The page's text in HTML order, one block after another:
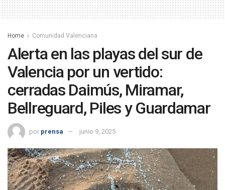
Home Comunidad Valenciana
Alerta en las playas del sur de
Valencia por un vertido:
cerradas Daimús, Miramar,
Bellreguard, Piles y Guardamar
por prensa junio 9, 2025